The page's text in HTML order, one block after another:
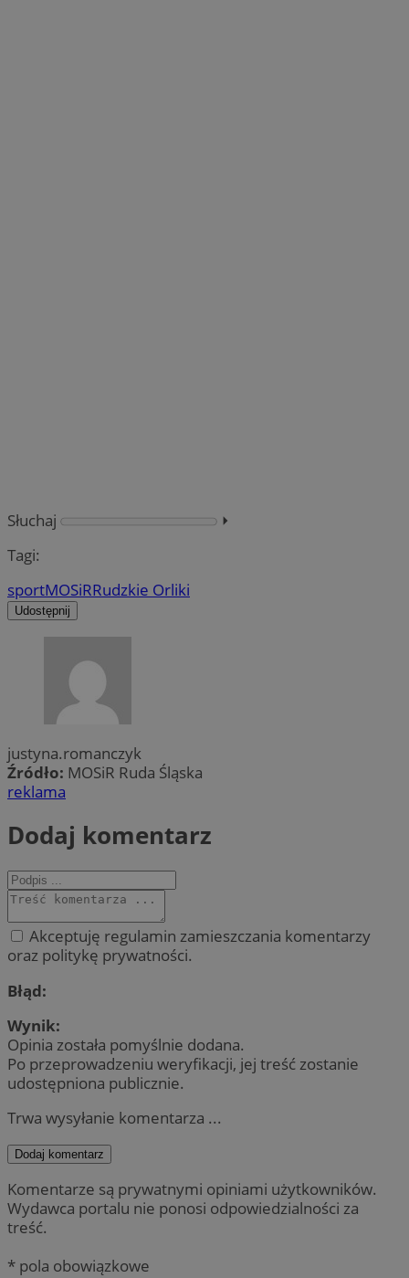
Słuchaj
⏵︎
Tagi:
sportMOSiRRudzkie Orliki
Udostępnij
justyna.romanczyk
Źródło: MOSiR Ruda Śląska
reklama
Dodaj komentarz
Akceptuję regulamin zamieszczania komentarzy
oraz politykę prywatności.
Błąd:
Wynik:
Opinia została pomyślnie dodana.
Po przeprowadzeniu weryfikacji, jej treść zostanie
udostępniona publicznie.
Trwa wysyłanie komentarza ...
Dodaj komentarz
Komentarze są prywatnymi opiniami użytkowników.
Wydawca portalu nie ponosi odpowiedzialności za
treść.
* pola obowiązkowe